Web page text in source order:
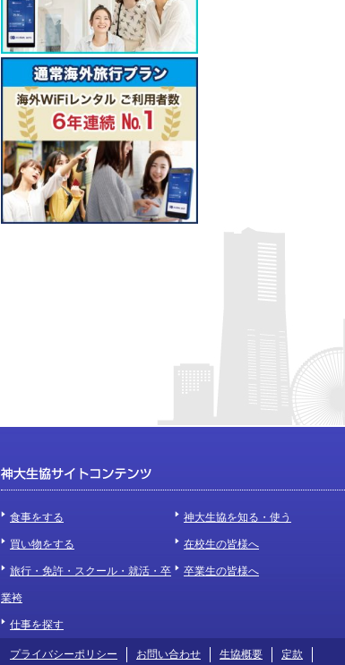
食事をする
買い物をする
旅行・免許・スクール・就活・卒
業袴
仕事を探す
神大生協を知る・使う
在校生の皆様へ
卒業生の皆様へ
プライバシーポリシー お問い合わせ 生協概要 定款